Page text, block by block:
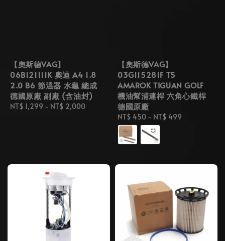
【奧斯德VAG】
06B121111K 奧迪 A4 1.8
2.0 B6 節溫器 水龜 總成
德國原廠 副廠 (含油封)
Regular
NT$ 1,299 - NT$ 2,000
【奧斯德VAG】
03G115281F T5
AMAROK TIGUAN GOLF
機油幫浦連桿 六角心鐵桿
德國原廠
Regular
price
NT$ 450 - NT$ 499